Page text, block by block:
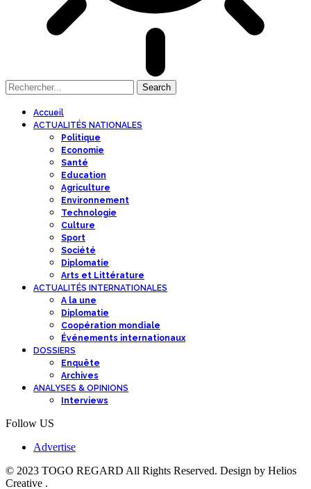
Accueil
ACTUALITÉS NATIONALES
Politique
Economie
Santé
Education
Agriculture
Environnement
Technologie
Culture
Sport
Société
Diplomatie
Arts et Littérature
ACTUALITÉS INTERNATIONALES
A la une
Diplomatie
Coopération mondiale
Événements internationaux
DOSSIERS
Enquête
Archives
ANALYSES & OPINIONS
Interviews
Follow US
Advertise
© 2023 TOGO REGARD All Rights Reserved. Design by Helios
Creative .